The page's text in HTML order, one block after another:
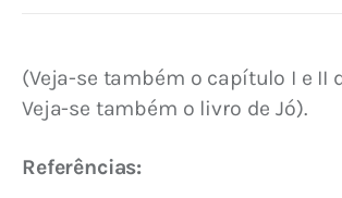
(Veja-se também o capítulo I e II
Veja-se também o livro de Jó).
Referências: